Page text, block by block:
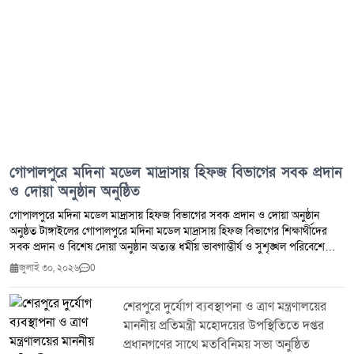
গোপালপুরে মদিনা মডেল মাদ্রাসায় হিফজ বিভাগের সবক প্রদান
ও দোয়া অনুষ্ঠান অনুষ্ঠিত
গোপালপুরে মদিনা মডেল মাদ্রাসায় হিফজ বিভাগের সবক প্রদান ও দোয়া অনুষ্ঠান
অনুষ্ঠত ​টাঙ্গাইলের গোপালপুরে মদিনা মডেল মাদ্রাসায় হিফজ বিভাগের শিক্ষার্থীদের
সবক প্রদান ও বিশেষ দোয়া অনুষ্ঠান অত্যন্ত ধর্মীয় ভাবগাম্ভীর্য ও সুশৃঙ্খল পরিবেশে
অনুষ্ঠিত হয়েছে। আজ সকাল ১০টায় মাদ্রাসা প্রাঙ্গণে আয়োজিত এ অনুষ্ঠানে সম্মানিত
অতিথিবৃন্দ, স্থানীয় ওলামায়ে কেরাম এবং শিক্ষক-অভিভাবকদের স্বতঃস্ফূর্ত উপস্থিতিতে
পুরো আয়োজনটি এক আনন্দঘন ও তাযকিয়াপূর্ণ পরিবেশে রূপ নেয়। ​অনুষ্ঠানে প্রধান
অতিথি হিসেবে উপস্থিত ছিলেন মদিনা মডেল মাদ্রাসার প্রতিষ্ঠাতা ও চেয়ারম্যান ডা.
আহমদ আলী আকন্দ। অনুষ্ঠানে বিশেষ অতিথি হিসেবে বক্তব্য রাখেন ও উপস্থিতি
জানান উপজেলা বিএনপির সভাপতি ও সাবেক মেয়র খন্দকার জাহাঙ্গীর আলম রুবেল।
জুলাই ৩০, ২০২৬ 0
শেরপুরে দুর্যোগ ব্যবস্থাপনা ও ত্রাণ মন্ত্রণালয়ের
মাননীয় প্রতিমন্ত্রী মহোদয়ের উপস্থিতিতে দপ্তর
প্রধানগণের সাথে মতবিনিময় সভা অনুষ্ঠিত